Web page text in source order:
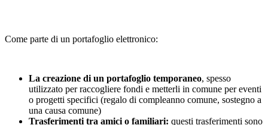
Come parte di un portafoglio elettronico:
La creazione di un portafoglio temporaneo, spesso
utilizzato per raccogliere fondi e metterli in comune per eventi
o progetti specifici (regalo di compleanno comune, sostegno a
una causa comune)
Trasferimenti tra amici o familiari: questi trasferimenti sono